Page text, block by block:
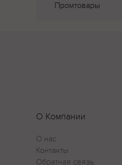
Промтовары
О Компании
О нас
Контакты
Обратная связь